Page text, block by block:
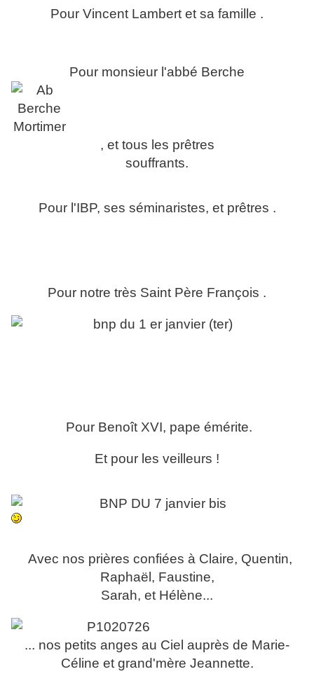
Pour Vincent Lambert et sa famille .
Pour monsieur l'abbé Berche
, et tous les prêtres
souffrants.
Pour l'IBP, ses séminaristes, et prêtres .
Pour notre très Saint Père François .
Pour Benoît XVI, pape émérite.
Et pour les veilleurs !
Avec nos prières confiées à Claire, Quentin,
Raphaël, Faustine,
Sarah, et Hélène...
... nos petits anges au Ciel auprès de Marie-
Céline et grand'mère Jeannette.